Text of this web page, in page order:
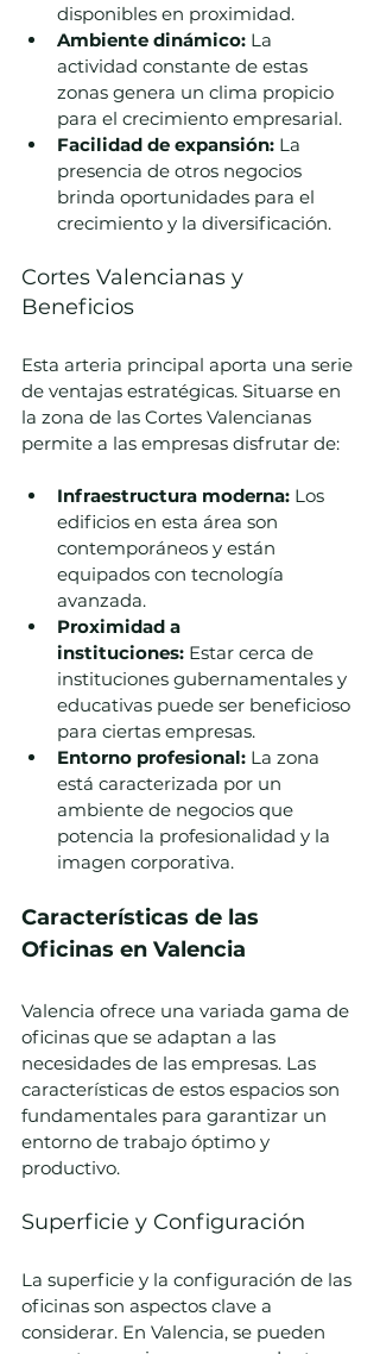
disponibles en proximidad.
Ambiente dinámico: La
actividad constante de estas
zonas genera un clima propicio
para el crecimiento empresarial.
Facilidad de expansión: La
presencia de otros negocios
brinda oportunidades para el
crecimiento y la diversificación.
Cortes Valencianas y
Beneficios
Esta arteria principal aporta una serie
de ventajas estratégicas. Situarse en
la zona de las Cortes Valencianas
permite a las empresas disfrutar de:
Infraestructura moderna: Los
edificios en esta área son
contemporáneos y están
equipados con tecnología
avanzada.
Proximidad a
instituciones: Estar cerca de
instituciones gubernamentales y
educativas puede ser beneficioso
para ciertas empresas.
Entorno profesional: La zona
está caracterizada por un
ambiente de negocios que
potencia la profesionalidad y la
imagen corporativa.
Características de las
Oficinas en Valencia
Valencia ofrece una variada gama de
oficinas que se adaptan a las
necesidades de las empresas. Las
características de estos espacios son
fundamentales para garantizar un
entorno de trabajo óptimo y
productivo.
Superficie y Configuración
La superficie y la configuración de las
oficinas son aspectos clave a
considerar. En Valencia, se pueden